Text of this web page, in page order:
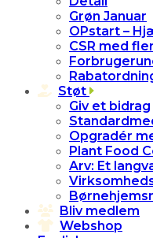
Grøn Januar
OPstart –
CSR med
Støt
Giv et bidrag
Opgradér
Plant Food
Arv: Et
Bliv medlem
Webshop